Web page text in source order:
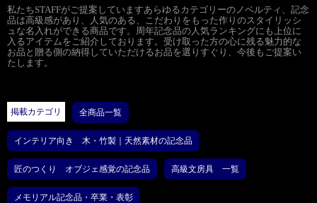
私たちSTAFFがご提案していますあらゆるカテゴリーのノベルティ、記念
品は高級感があり、人気のある、こだわりをもった作りのスタイリッシ
ュな名入れができる商品です。周年記念品の人気ランキングにも上位に
入るアイテムをご紹介しております。受け取った方の心に残る魅力的な
お品と贈る側の納得していただけるお品を選りすぐり、今後もご提案い
たします。
掲載カテゴリ 全商品一覧
インテリア向き 木・竹製｜天然素材の記念品
匠のつくり オブジェ感覚の記念品 高級文房具 一覧
メモリアル記念品・卒業・表彰